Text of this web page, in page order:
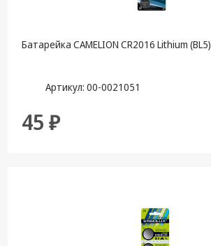
Батарейка CAMELION CR2016 Lithium (BL5)
Артикул: 00-0021051
45 ₽